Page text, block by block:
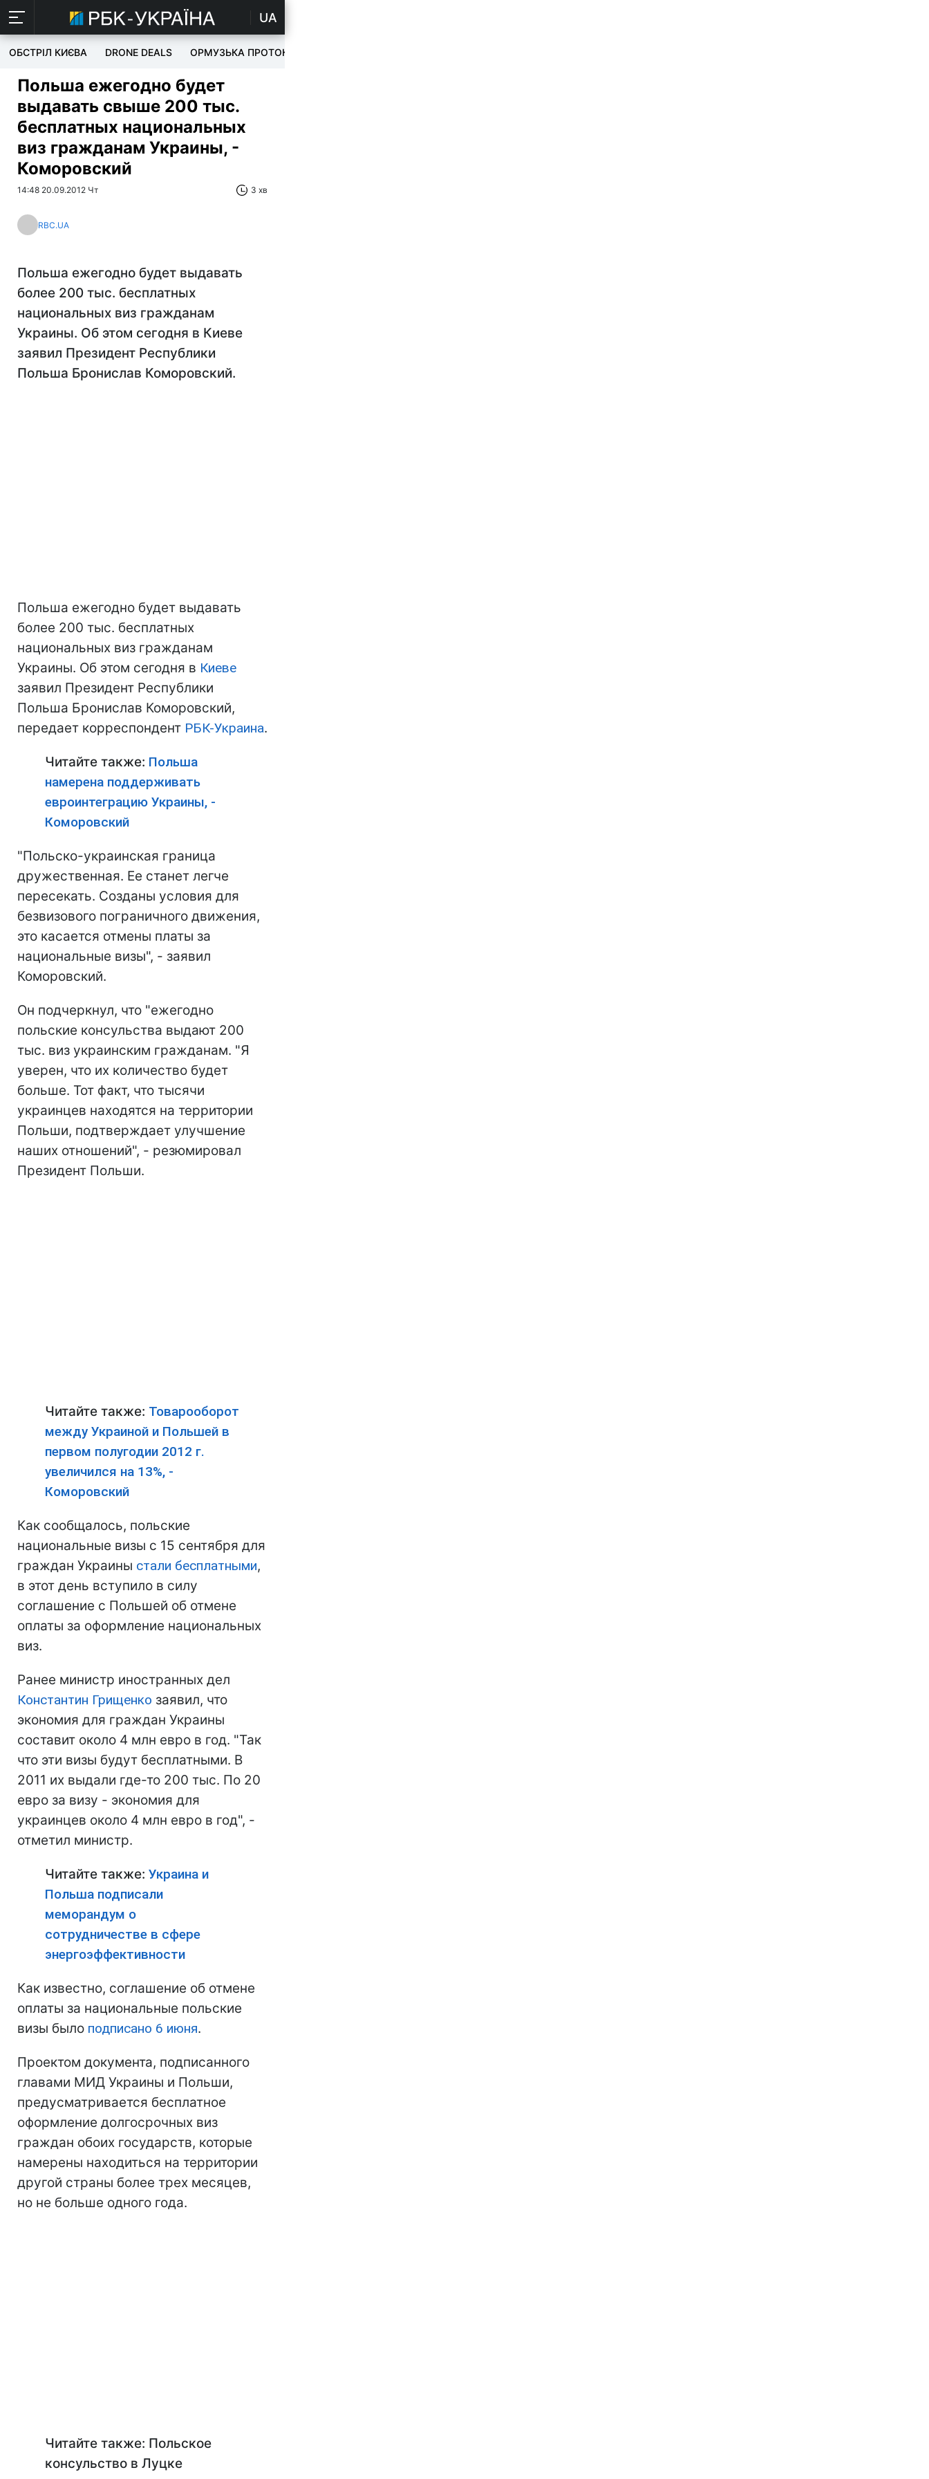
UA
ОБСТРІЛ КИЄВА DRONE DEALS ОРМУЗЬКА ПРОТОКА
Польша ежегодно будет
выдавать свыше 200 тыс.
бесплатных национальных
виз гражданам Украины, -
Коморовский
14:48 20.09.2012 Чт 3 хв
RBC.UA
Польша ежегодно будет выдавать
более 200 тыс. бесплатных
национальных виз гражданам
Украины. Об этом сегодня в Киеве
заявил Президент Республики
Польша Бронислав Коморовский.
Польша ежегодно будет выдавать
более 200 тыс. бесплатных
национальных виз гражданам
Украины. Об этом сегодня в Киеве
заявил Президент Республики
Польша Бронислав Коморовский,
передает корреспондент РБК-Украина.
Читайте также: Польша
намерена поддерживать
евроинтеграцию Украины, -
Коморовский
"Польско-украинская граница
дружественная. Ее станет легче
пересекать. Созданы условия для
безвизового пограничного движения,
это касается отмены платы за
национальные визы", - заявил
Коморовский.
Он подчеркнул, что "ежегодно
польские консульства выдают 200
тыс. виз украинским гражданам. "Я
уверен, что их количество будет
больше. Тот факт, что тысячи
украинцев находятся на территории
Польши, подтверждает улучшение
наших отношений", - резюмировал
Президент Польши.
Читайте также: Товарооборот
между Украиной и Польшей в
первом полугодии 2012 г.
увеличился на 13%, -
Коморовский
Как сообщалось, польские
национальные визы с 15 сентября для
граждан Украины стали бесплатными,
в этот день вступило в силу
соглашение с Польшей об отмене
оплаты за оформление национальных
виз.
Ранее министр иностранных дел
Константин Грищенко заявил, что
экономия для граждан Украины
составит около 4 млн евро в год. "Так
что эти визы будут бесплатными. В
2011 их выдали где-то 200 тыс. По 20
евро за визу - экономия для
украинцев около 4 млн евро в год", -
отметил министр.
Читайте также: Украина и
Польша подписали
меморандум о
сотрудничестве в сфере
энергоэффективности
Как известно, соглашение об отмене
оплаты за национальные польские
визы было подписано 6 июня.
Проектом документа, подписанного
главами МИД Украины и Польши,
предусматривается бесплатное
оформление долгосрочных виз
граждан обоих государств, которые
намерены находиться на территории
другой страны более трех месяцев,
но не больше одного года.
Читайте также: Польское
консульство в Луцке